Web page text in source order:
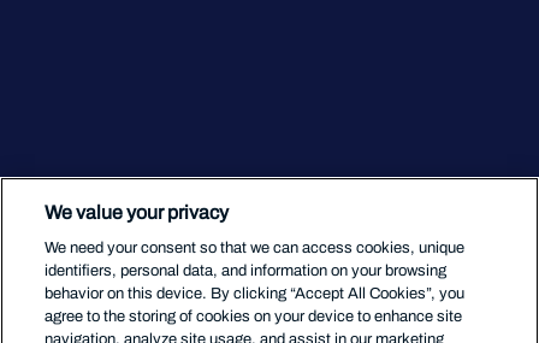
We value your privacy
We need your consent so that we can access cookies, unique
identifiers, personal data, and information on your browsing
behavior on this device. By clicking “Accept All Cookies”, you
agree to the storing of cookies on your device to enhance site
navigation, analyze site usage, and assist in our marketing